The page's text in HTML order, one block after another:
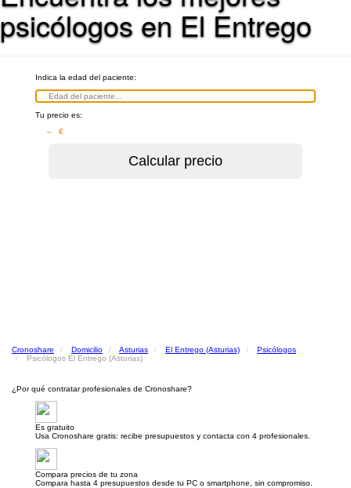
psicólogos en El Entrego
Indica la edad del paciente:
Tu precio es:
– €
Cronoshare Domicilio Asturias El Entrego (Asturias)
Psicólogos
Psicólogos El Entrego (Asturias)
¿Por qué contratar profesionales de Cronoshare?
Es gratuito
Usa Cronoshare gratis: recibe presupuestos y contacta con 4 profesionales.
Compara precios de tu zona
Compara hasta 4 presupuestos desde tu PC o smartphone, sin compromiso.